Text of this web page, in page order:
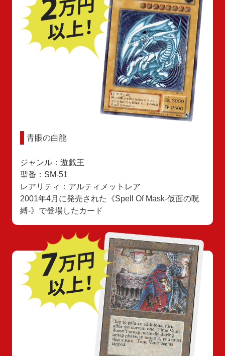
青眼の白龍
ジャンル：遊戯王
型番：SM-51
レアリティ：アルティメットレア
2001年4月に発売された《Spell Of Mask-仮面の呪
縛-》で登場したカード